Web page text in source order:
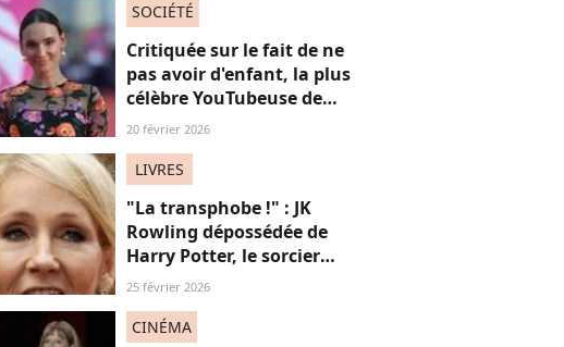
SOCIÉTÉ
Critiquée sur le fait de ne
pas avoir d'enfant, la plus
célèbre YouTubeuse de
France répond aux
fragile"
20 février 2026
LIVRES
"La transphobe !" : JK
Rowling dépossédée de
Harry Potter, le sorcier
appartient il aux fans ?
questionne
25 février 2026
CINÉMA